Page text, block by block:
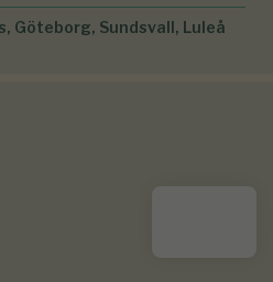
Göteborg, Sundsvall, Luleå